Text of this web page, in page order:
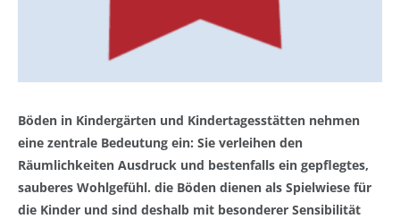
Böden in Kindergärten und Kindertagesstätten nehmen
eine zentrale Bedeutung ein: Sie verleihen den
Räumlichkeiten Ausdruck und bestenfalls ein gepflegtes,
sauberes Wohlgefühl. die Böden dienen als Spielwiese für
die Kinder und sind deshalb mit besonderer Sensibilität